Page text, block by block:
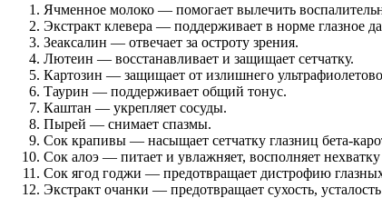
Ячменное молоко — помогает вылечить
Экстракт клевера — поддерживает в норме глазное
Зеаксалин — отвечает за остроту зрения.
Лютеин — восстанавливает и защищает сетчатку.
Картозин — защищает от излишнего
Таурин — поддерживает общий тонус.
Каштан — укрепляет сосуды.
Пырей — снимает спазмы.
Сок крапивы — насыщает сетчатку глазниц бета-
Сок алоэ — питает и увлажняет, восполняет
Сок ягод годжи — предотвращает дистрофию
Экстракт очанки — предотвращает сухость,